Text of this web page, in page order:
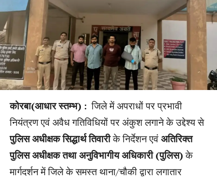
कोरबा(आधार स्तम्भ) : जिले में अपराधों पर प्रभावी
नियंत्रण एवं अवैध गतिविधियों पर अंकुश लगाने के उद्देश्य से
पुलिस अधीक्षक सिद्धार्थ तिवारीके निर्देशन एवंअतिरिक्त
पुलिस अधीक्षक तथा अनुविभागीय अधिकारी (पुलिस)के
मार्गदर्शन में जिले के समस्त थाना/चौकी द्वारा लगातार